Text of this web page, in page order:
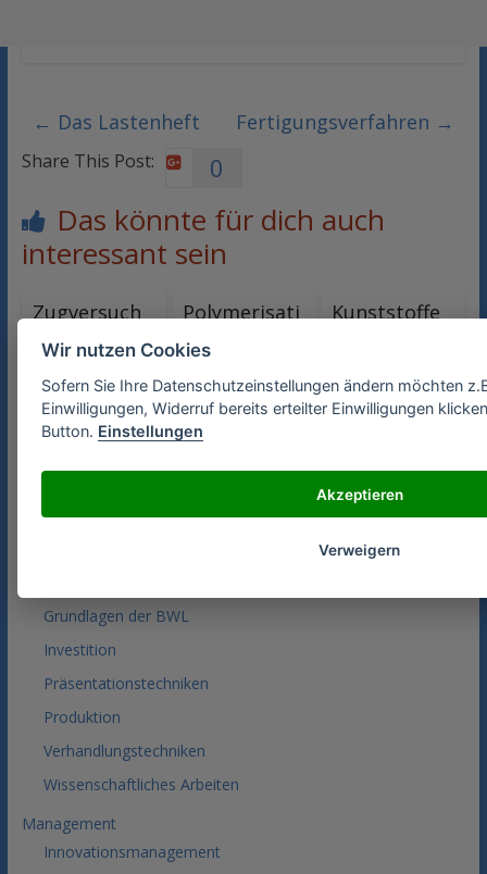
← Das Lastenheft Fertigungsverfahren →
Share This Post: 0
Das könnte für dich auch
interessant sein
Zugversuch
Polymerisati
Kunststoffe
Schnell zum passenden Artikel
BWL
Grundlagen der BWL
Investition
Präsentationstechniken
Produktion
Verhandlungstechniken
Wissenschaftliches Arbeiten
Management
Innovationsmanagement
Wir nutzen Cookies
Sofern Sie Ihre Datenschutzeinstellungen ändern möchten
Einwilligungen, Widerruf bereits erteilter Einwilligungen
Button. Einstellungen
Akzeptieren
Verweigern